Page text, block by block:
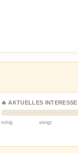
🔥 AKTUELLES INTERESSE
ruhig steigt